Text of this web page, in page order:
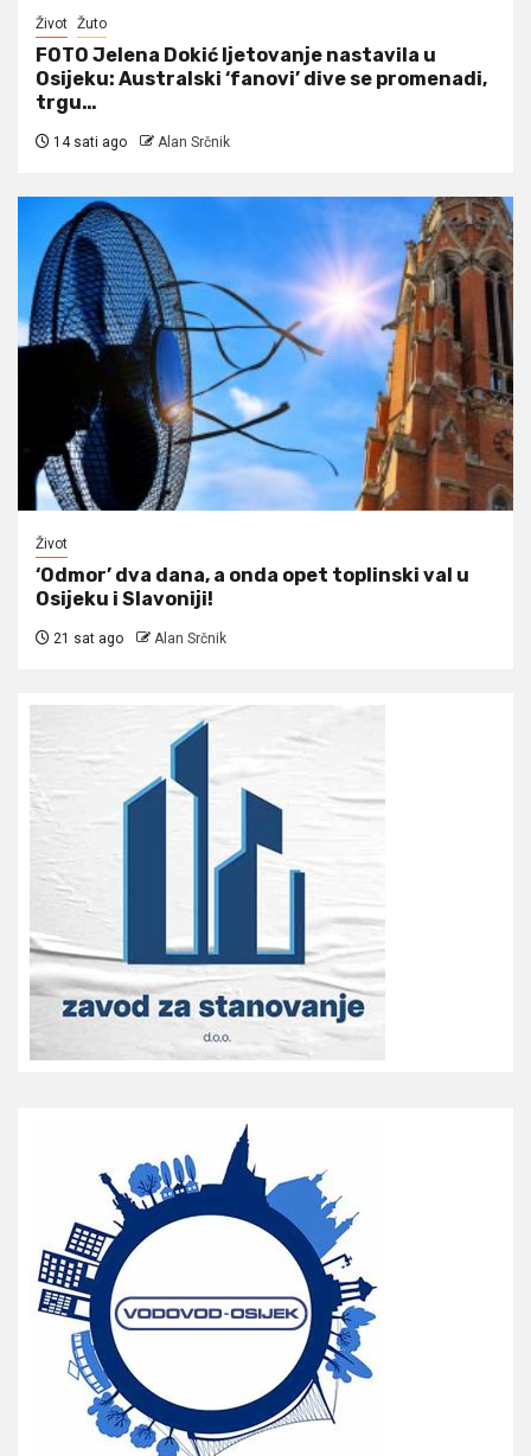
Život Žuto
FOTO Jelena Dokić ljetovanje nastavila u
Osijeku: Australski ‘fanovi’ dive se promenadi,
trgu…
14 sati ago Alan Srčnik
Život
‘Odmor’ dva dana, a onda opet toplinski val u
Osijeku i Slavoniji!
21 sat ago Alan Srčnik